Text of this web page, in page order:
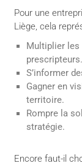
Pour une
Liège, cela
Multiplier les
prescripteurs.
S’informer
Gagner en
territoire.
Rompre la
stratégie.
Encore faut-il